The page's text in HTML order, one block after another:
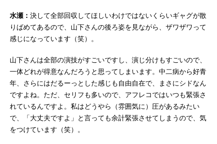
水瀬： 決して全部回収してほしいわけではないくらいギャグが散
りばめてあるので、山下さんの後ろ姿を見ながら、ザワザワって
感じになっています（笑）。
山下さんは全部の演技がすごいですし、演じ分けもすごいので、
一体どれが得意なんだろうと思ってしまいます。中二病から好青
年、さらにはだるーっとした感じも自由自在で、まさにシドなん
ですよね。ただ、セリフも多いので、アフレコではいつも緊張さ
れているんですよ。私はどうやら（雰囲気に）圧があるみたい
で、「大丈夫ですよ」と言っても余計緊張させてしまうので、気
をつけています（笑）。